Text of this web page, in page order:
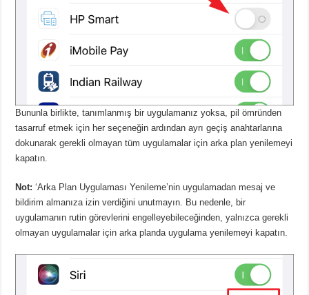
Bununla birlikte, tanımlanmış bir uygulamanız yoksa, pil ömründen
tasarruf etmek için her seçeneğin ardından ayrı geçiş anahtarlarına
dokunarak gerekli olmayan tüm uygulamalar için arka plan yenilemeyi
kapatın.
Not: ‘Arka Plan Uygulaması Yenileme’nin uygulamadan mesaj ve
bildirim almanıza izin verdiğini unutmayın. Bu nedenle, bir
uygulamanın rutin görevlerini engelleyebileceğinden, yalnızca gerekli
olmayan uygulamalar için arka planda uygulama yenilemeyi kapatın.